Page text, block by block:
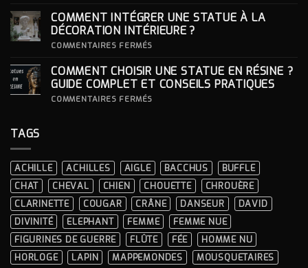
ICONIQUES
DES
CÉRÉMONIES
SON
SOCLE
POUR
COMMENT INTÉGRER UNE STATUE À LA
DÉCORATION INTÉRIEURE ?
COMMENTAIRES FERMÉS
UNE
STATUE
À
COMMENT CHOISIR UNE STATUE EN RÉSINE ?
GUIDE COMPLET ET CONSEILS PRATIQUES
COMMENTAIRES FERMÉS
?
GUIDE
COMPLET
ET
CONSEILS
PRATIQUES
TAGS
ACHILLE ACHILLES AIGLE BACCHUS
BUFFLE
CHAT
CHEVAL CHIEN CHOUETTE
CHROUÈRE
CLARINETTE
COUGAR CRÂNE DANSEUR
DAVID
DIVINITÉ
ELEPHANT FEMME
FEMME NUE
FIGURINES DE GUERRE
FLÛTE FÉE
HOMME NU
HORLOGE
LAPIN MAPPEMONDES MOUSQUETAIRES